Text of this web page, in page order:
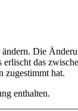
Die
das
zugestimmt hat.
enthalten.